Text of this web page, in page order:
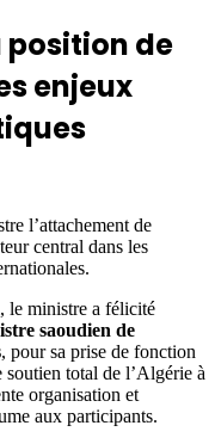
position de
enjeux
l’attachement de
central dans les
le ministre a félicité
saoudien de
, pour sa prise de fonction
soutien total de l’Algérie à
organisation et
aux participants.